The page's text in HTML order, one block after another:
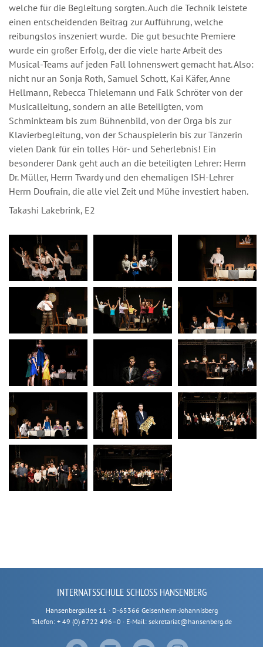
welche für die Begleitung sorgten. Auch die Technik leistete
einen entscheidenden Beitrag zur Aufführung, welche
reibungslos inszeniert wurde. Die gut besuchte Premiere
wurde ein großer Erfolg, der die viele harte Arbeit des
Musical-Teams auf jeden Fall lohnenswert gemacht hat. Also:
nicht nur an Sonja Roth, Samuel Schott, Kai Käfer, Anne
Hellmann, Rebecca Thielemann und Falk Schröter von der
Musicalleitung, sondern an alle Beteiligten, vom
Schminkteam bis zum Bühnenbild, von der Orga bis zur
Klavierbegleitung, von der Schauspielerin bis zur Tänzerin
vielen Dank für ein tolles Hör- und Seherlebnis! Ein
besonderer Dank geht auch an die beteiligten Lehrer: Herrn
Dr. Müller, Herrn Twardy und den ehemaligen ISH-Lehrer
Herrn Doufrain, die alle viel Zeit und Mühe investiert haben.
Takashi Lakebrink, E2
INTERNATSSCHULE SCHLOSS HANSENBERG
Hansenbergallee 11 · D-65366 Geisenheim-Johannisberg
Telefon: + 49 (0) 6722 496–0 · E-Mail: sekretariat@hansenberg.de